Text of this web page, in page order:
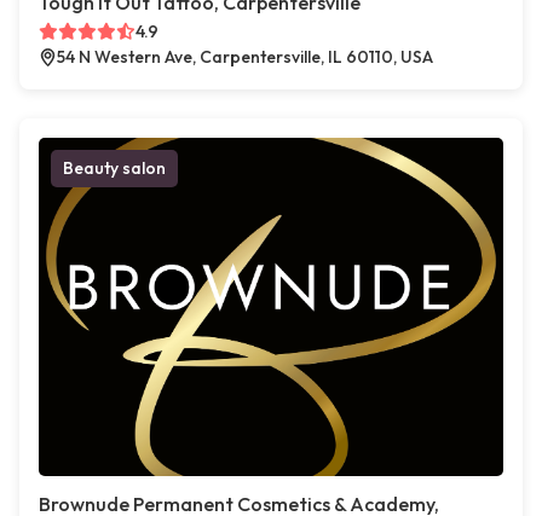
4.9
54 N Western Ave, Carpentersville, IL 60110, USA
Beauty salon
Brownude Permanent Cosmetics & Academy,